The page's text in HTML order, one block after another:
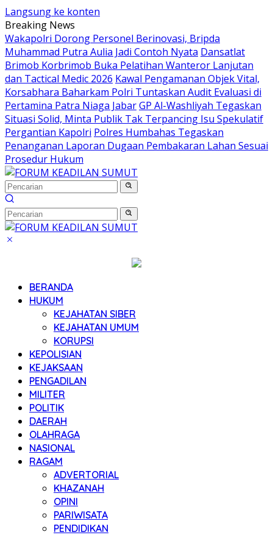
Langsung ke konten
Breaking News
Wakapolri Dorong Personel Berinovasi, Bripda
Muhammad Putra Aulia Jadi Contoh Nyata Dansatlat
Brimob Korbrimob Buka Pelatihan Wanteror Lanjutan
dan Tactical Medic 2026 Kawal Pengamanan Objek Vital,
Korsabhara Baharkam Polri Tuntaskan Audit Evaluasi di
Pertamina Patra Niaga JabarGP Al-Washliyah Tegaskan
Situasi Solid, Minta Publik Tak Terpancing Isu Spekulatif
Pergantian Kapolri Polres Humbahas Tegaskan
Penanganan Laporan Dugaan Pembakaran Lahan Sesuai
Prosedur Hukum
BERANDA
HUKUM
KEJAHATAN SIBER
KEJAHATAN UMUM
KORUPSI
KEPOLISIAN
KEJAKSAAN
PENGADILAN
MILITER
POLITIK
DAERAH
OLAHRAGA
NASIONAL
RAGAM
ADVERTORIAL
KHAZANAH
OPINI
PARIWISATA
PENDIDIKAN